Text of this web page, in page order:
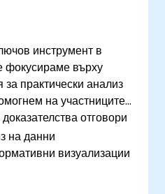
инструмент в
върху
практически анализ
на участниците
отговори
на данни
визуализации